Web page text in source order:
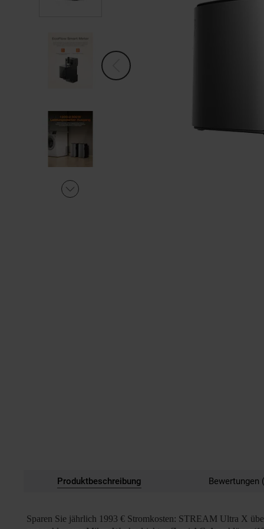
Produktbeschreibung Bewertungen
Sparen Sie jährlich 1993 € Stromkosten: STREAM Ultra X